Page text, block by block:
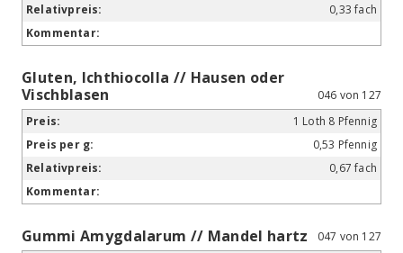
0,33 fach
Gluten, Ichthiocolla // Hausen oder
Vischblasen
046 von 127
1 Loth 8 Pfennig
0,53 Pfennig
0,67 fach
Gummi Amygdalarum // Mandel hartz
047 von 127